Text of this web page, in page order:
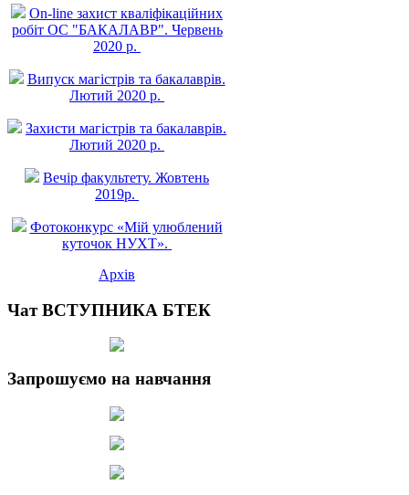
On-line захист квалiфiкацiйних
робiт ОС "БАКАЛАВР". Червень
2020 р.
Випуск магістрів та бакалаврів.
Лютий 2020 р.
Захисти магістрів та бакалаврів.
Лютий 2020 р.
Вечір факультету. Жовтень
2019р.
Фотоконкурс «Мій улюблений
куточок НУХТ».
Архів
Чат ВСТУПНИКА БТЕК
Запрошуємо на навчання